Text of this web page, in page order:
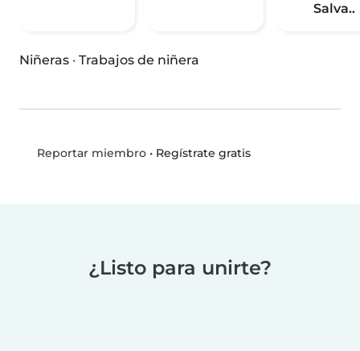
Salva..
Niñeras · Trabajos de niñera
Reportar miembro• Regístrate gratis
¿Listo para unirte?